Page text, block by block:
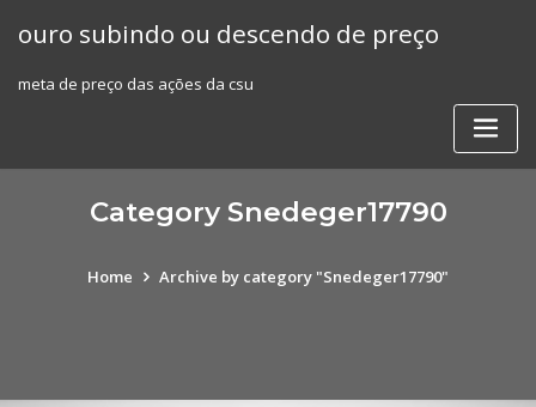
ouro subindo ou descendo de preço
meta de preço das ações da csu
Category Snedeger17790
Home Archive by category "Snedeger17790"